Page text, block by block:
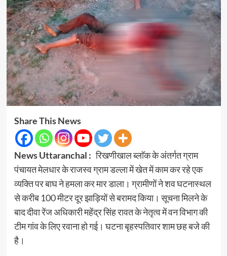
Share This News
News Uttaranchal : रिखणीखाल ब्लाॅक के अंतर्गत ग्राम
पंचायत मेलधार के राजस्व ग्राम डल्ला में खेत में काम कर रहे एक
व्यक्ति पर बाघ ने हमला कर मार डाला। ग्रामीणों ने शव घटनास्थल
से करीब 100 मीटर दूर झाड़ियों से बरामद किया। सूचना मिलने के
बाद दीवा रेंज अधिकारी महेंद्र सिंह रावत के नेतृत्व में वन विभाग की
टीम गांव के लिए रवाना हो गई। घटना बृहस्पतिवार शाम छह बजे की
है।